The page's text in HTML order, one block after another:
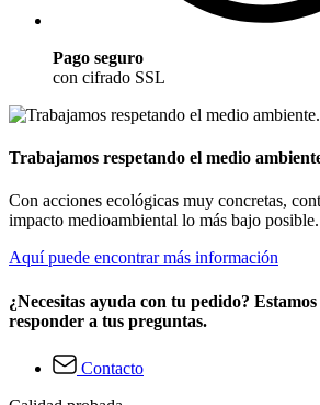
Pago seguro
con cifrado SSL
Trabajamos respetando el medio
Con acciones ecológicas muy concretas,
impacto medioambiental lo más bajo posible.
Aquí puede encontrar más información
¿Necesitas ayuda con tu pedido?
responder a tus preguntas.
Contacto